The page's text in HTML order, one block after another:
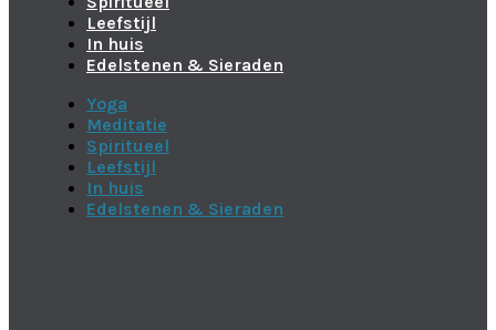
Leefstijl
In huis
Edelstenen & Sieraden
Yoga
Meditatie
Spiritueel
Leefstijl
In huis
Edelstenen & Sieraden